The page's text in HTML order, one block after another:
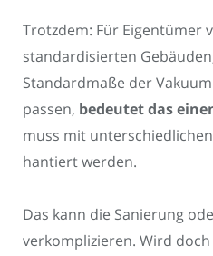
Trotzdem: Für Eigentümer
standardisierten
Standardmaße der
passen, bedeutet das
muss mit
hantiert werden.
Das kann die Sanierung
verkomplizieren. Wird